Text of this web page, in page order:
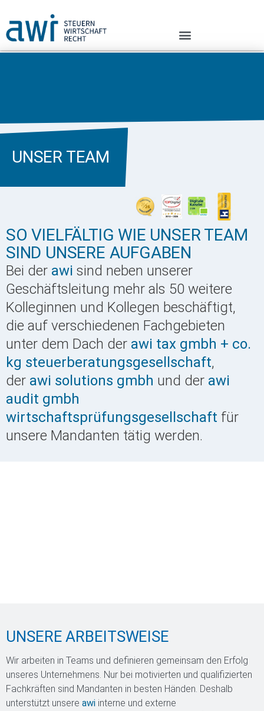
UNSER TEAM
SO VIELFÄLTIG WIE UNSER TEAM
SIND UNSERE AUFGABEN
Bei der awi sind neben unserer
Geschäftsleitung mehr als 50 weitere
Kolleginnen und Kollegen beschäftigt,
die auf verschiedenen Fachgebieten
unter dem Dach der awi tax gmbh + co.
kg steuerberatungsgesellschaft,
der awi solutions gmbh und der awi
audit gmbh
wirtschaftsprüfungsgesellschaft für
unsere Mandanten tätig werden.
UNSERE ARBEITSWEISE
Wir arbeiten in Teams und definieren gemeinsam den Erfolg
unseres Unternehmens. Nur bei motivierten und qualifizierten
Fachkräften sind Mandanten in besten Händen. Deshalb
unterstützt unsere awi interne und externe